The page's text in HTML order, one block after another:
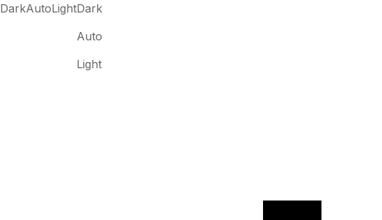
DarkAutoLightDark
Auto
Light